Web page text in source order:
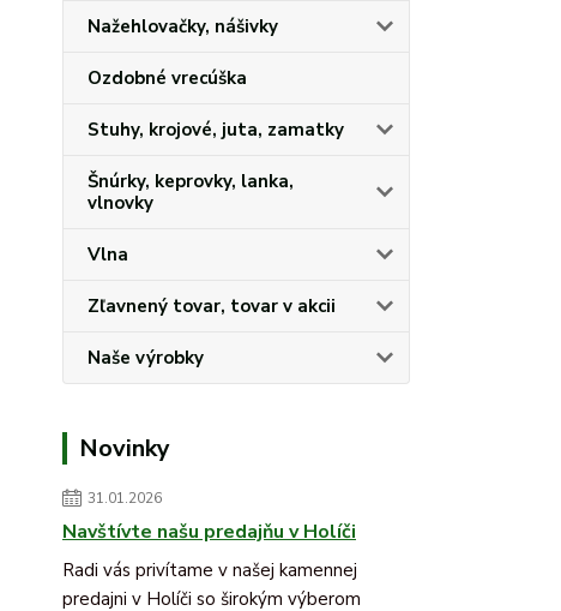
Nažehlovačky, nášivky
Ozdobné vrecúška
Stuhy, krojové, juta, zamatky
Šnúrky, keprovky, lanka,
vlnovky
Vlna
Zľavnený tovar, tovar v akcii
Naše výrobky
Novinky
31.01.2026
Navštívte našu predajňu v Holíči
Radi vás privítame v našej kamennej
predajni v Holíči so širokým výberom